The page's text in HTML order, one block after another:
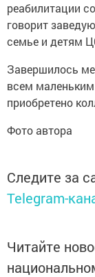
реабилитации
говорит
семье и детям
Завершилось
всем
приобретено
Фото автора
Следите за
Telegram-
Читайте